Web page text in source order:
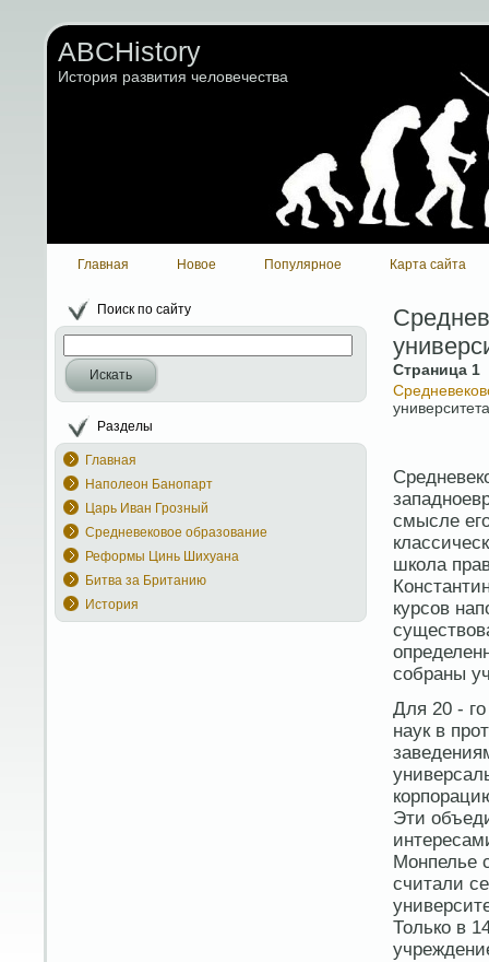
ABCHistory
История развития человечества
Главная Новое Популярное Карта сайта
Поиск по сайту
Искать
Разделы
Главная
Наполеон Банопарт
Царь Иван Грозный
Средневековое образование
Реформы Цинь Шихуана
Битва за Британию
История
Страница 1
университета
смысле
школа
курсов
собраны
Для 20 - го
наук в
Эти
Монпелье
считали
Только в